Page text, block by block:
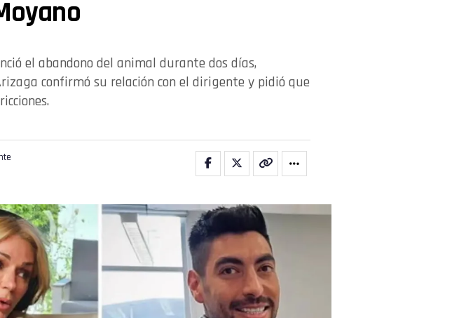
el abandono del animal durante dos días,
confirmó su relación con el dirigente y pidió que